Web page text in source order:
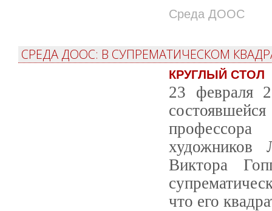
Среда ДООС
СРЕДА ДООС: В СУПРЕМАТИЧЕСКОМ
КРУГЛЫЙ СТОЛ
23 февраля
профессора
Виктора
что его